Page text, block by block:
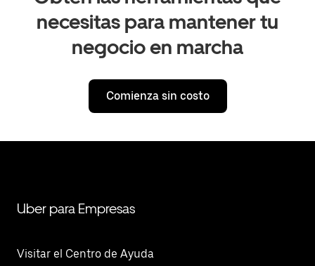
necesitas para mantener tu
negocio en marcha
Comienza sin costo
Uber para Empresas
Visitar el Centro de Ayuda